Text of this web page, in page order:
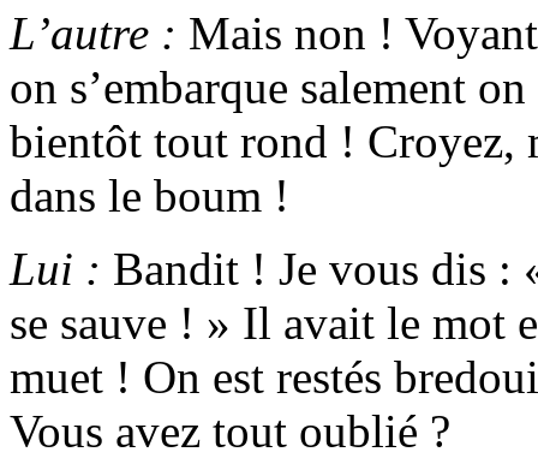
L’autre : Mais non !
on s’embarque salement
bientôt tout rond !
dans le boum !
Lui : Bandit ! Je vous dis :
se sauve ! » Il avait le mot
muet ! On est restés
Vous avez tout oublié ?